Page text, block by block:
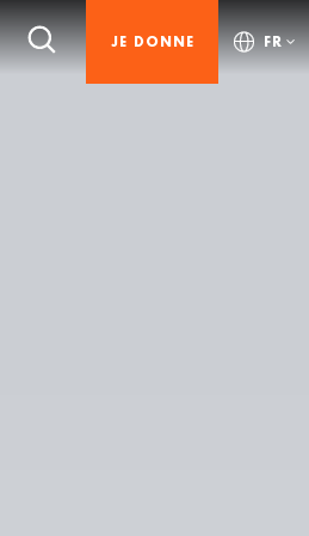
JE DONNE FR